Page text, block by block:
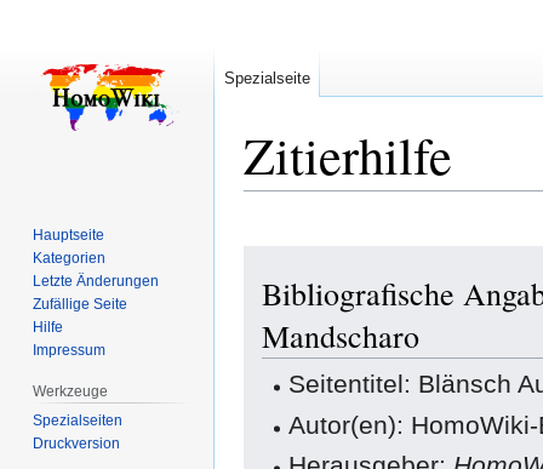
Zitierhilfe
Navigation
springen
Suche
springen
Bibliografische
Mandscharo
Seitentitel: Blänsch
Autor(en):
Spezialseite
Hauptseite
Kategorien
Letzte Änderungen
Zufällige Seite
Hilfe
Impressum
Werkzeuge
Spezialseiten
Druckversion